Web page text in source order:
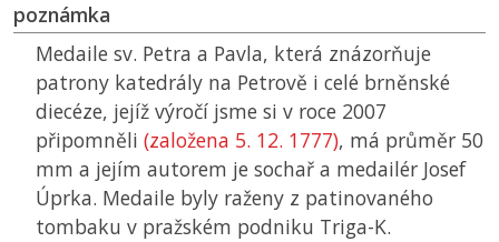
poznámka
Medaile sv. Petra a Pavla, která znázorňuje
patrony katedrály na Petrově i celé brněnské
diecéze, jejíž výročí jsme si v roce 2007
připomněli (založena 5. 12. 1777), má průměr 50
mm a jejím autorem je sochař a medailér Josef
Úprka. Medaile byly raženy z patinovaného
tombaku v pražském podniku Triga-K.